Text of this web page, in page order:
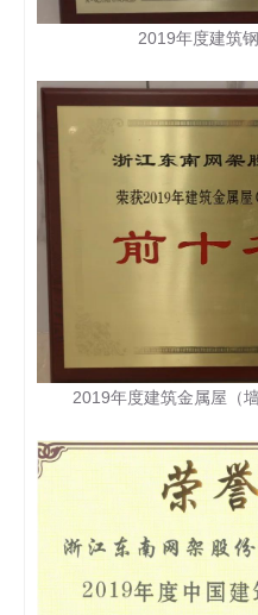
2019年度建筑
2019年度建筑金属屋（